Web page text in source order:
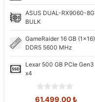
ASUS DUAL-RX9060-8G
BULK
GameRaider 16 GB (1x16)
DDR5 5600 MHz
Lexar 500 GB PCIe Gen3
x4
0
Orijinal
61.499,00₺Şu